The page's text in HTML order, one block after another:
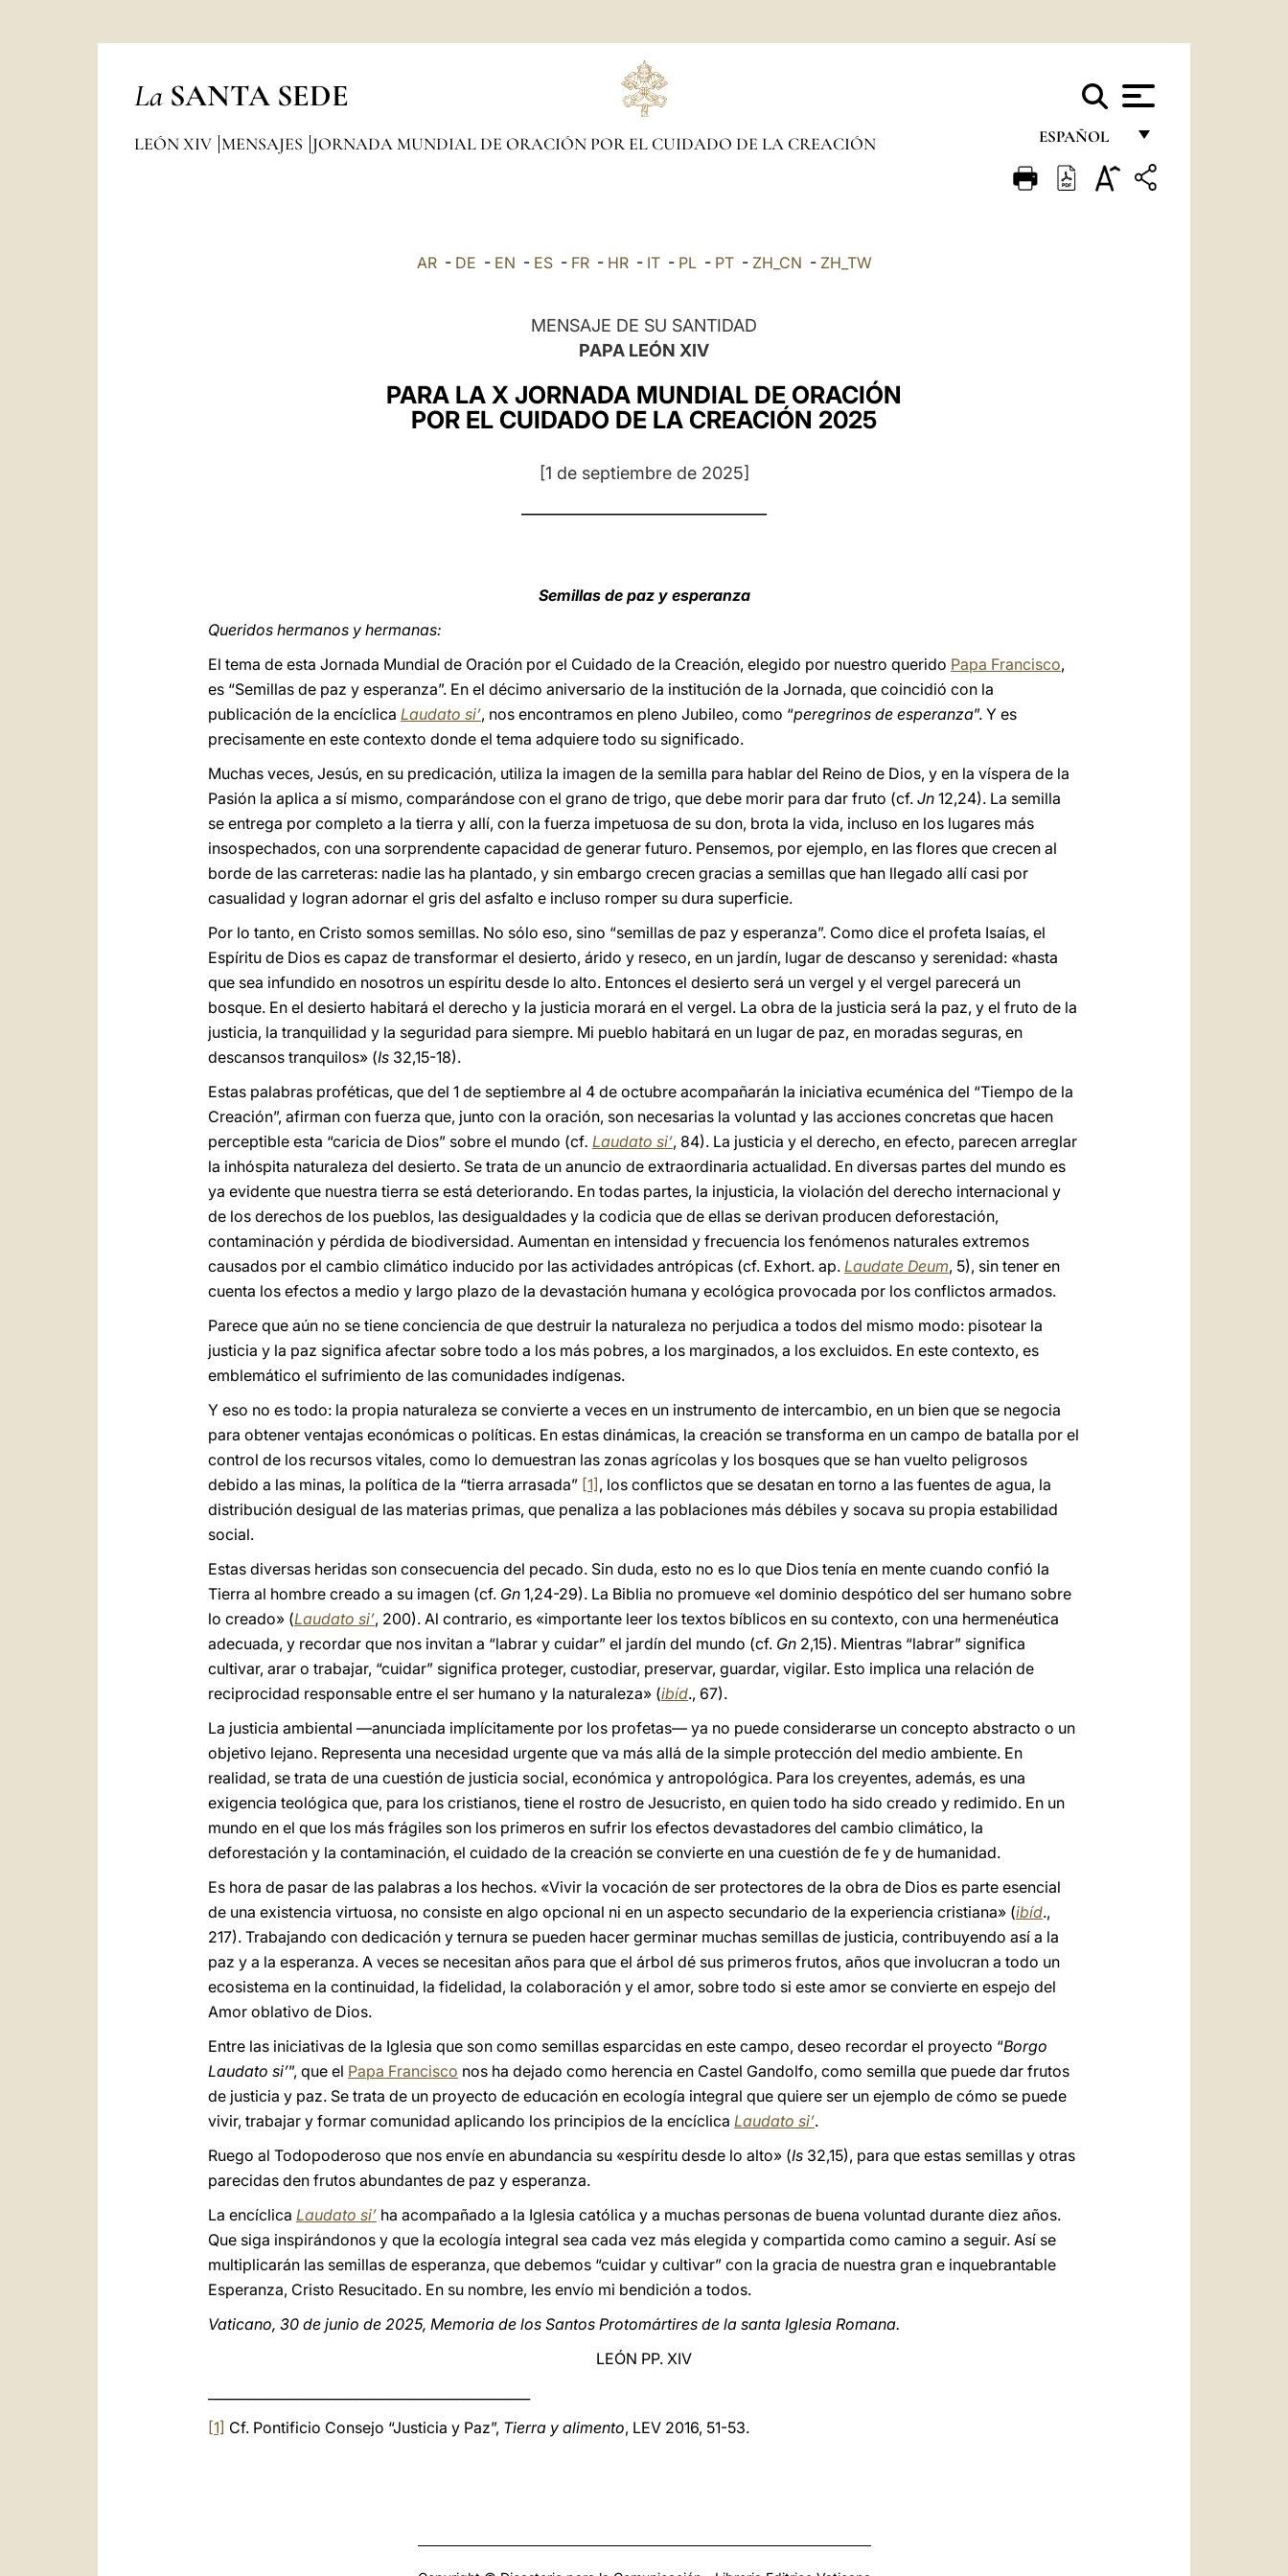
La SANTA SEDE
ESPAÑOL
FRANÇAIS
LEÓN XIV MENSAJES JORNADA MUNDIAL DE ORACIÓN POR EL CUIDADO DE LA CREACIÓN
AR- DE - EN - ES- FR- HR- IT- PL- PT- ZH_CN - ZH_TW
MENSAJE DE SU SANTIDAD
PAPA LEÓN XIV
PARA LA X JORNADA MUNDIAL DE ORACIÓN
POR EL CUIDADO DE LA CREACIÓN 2025
[1 de septiembre de 2025]
Semillas de paz y esperanza
Queridos hermanos y hermanas:
El tema de esta Jornada Mundial de Oración por el Cuidado de la Creación, elegido por nuestro querido Papa Francisco,
es “Semillas de paz y esperanza”. En el décimo aniversario de la institución de la Jornada, que coincidió con la
publicación de la encíclica Laudato si’, nos encontramos en pleno Jubileo, como “peregrinos de esperanza”. Y es
precisamente en este contexto donde el tema adquiere todo su significado.
Muchas veces, Jesús, en su predicación, utiliza la imagen de la semilla para hablar del Reino de Dios, y en la víspera de la
Pasión la aplica a sí mismo, comparándose con el grano de trigo, que debe morir para dar fruto (cf. Jn 12,24). La semilla
se entrega por completo a la tierra y allí, con la fuerza impetuosa de su don, brota la vida, incluso en los lugares más
insospechados, con una sorprendente capacidad de generar futuro. Pensemos, por ejemplo, en las flores que crecen al
borde de las carreteras: nadie las ha plantado, y sin embargo crecen gracias a semillas que han llegado allí casi por
casualidad y logran adornar el gris del asfalto e incluso romper su dura superficie.
Por lo tanto, en Cristo somos semillas. No sólo eso, sino “semillas de paz y esperanza”. Como dice el profeta Isaías, el
Espíritu de Dios es capaz de transformar el desierto, árido y reseco, en un jardín, lugar de descanso y serenidad: «hasta
que sea infundido en nosotros un espíritu desde lo alto. Entonces el desierto será un vergel y el vergel parecerá un
bosque. En el desierto habitará el derecho y la justicia morará en el vergel. La obra de la justicia será la paz, y el fruto de la
justicia, la tranquilidad y la seguridad para siempre. Mi pueblo habitará en un lugar de paz, en moradas seguras, en
descansos tranquilos» (Is 32,15-18).
Estas palabras proféticas, que del 1 de septiembre al 4 de octubre acompañarán la iniciativa ecuménica del “Tiempo de la
Creación”, afirman con fuerza que, junto con la oración, son necesarias la voluntad y las acciones concretas que hacen
perceptible esta “caricia de Dios” sobre el mundo (cf. Laudato si’, 84). La justicia y el derecho, en efecto, parecen arreglar
la inhóspita naturaleza del desierto. Se trata de un anuncio de extraordinaria actualidad. En diversas partes del mundo es
ya evidente que nuestra tierra se está deteriorando. En todas partes, la injusticia, la violación del derecho internacional y
de los derechos de los pueblos, las desigualdades y la codicia que de ellas se derivan producen deforestación,
contaminación y pérdida de biodiversidad. Aumentan en intensidad y frecuencia los fenómenos naturales extremos
causados por el cambio climático inducido por las actividades antrópicas (cf. Exhort. ap. Laudate Deum, 5), sin tener en
cuenta los efectos a medio y largo plazo de la devastación humana y ecológica provocada por los conflictos armados.
Parece que aún no se tiene conciencia de que destruir la naturaleza no perjudica a todos del mismo modo: pisotear la
justicia y la paz significa afectar sobre todo a los más pobres, a los marginados, a los excluidos. En este contexto, es
emblemático el sufrimiento de las comunidades indígenas.
Y eso no es todo: la propia naturaleza se convierte a veces en un instrumento de intercambio, en un bien que se negocia
para obtener ventajas económicas o políticas. En estas dinámicas, la creación se transforma en un campo de batalla por el
control de los recursos vitales, como lo demuestran las zonas agrícolas y los bosques que se han vuelto peligrosos
debido a las minas, la política de la “tierra arrasada” [1] , los conflictos que se desatan en torno a las fuentes de agua, la
distribución desigual de las materias primas, que penaliza a las poblaciones más débiles y socava su propia estabilidad
social.
Estas diversas heridas son consecuencia del pecado. Sin duda, esto no es lo que Dios tenía en mente cuando confió la
Tierra al hombre creado a su imagen (cf. Gn 1,24-29). La Biblia no promueve «el dominio despótico del ser humano sobre
lo creado» (Laudato si’, 200). Al contrario, es «importante leer los textos bíblicos en su contexto, con una hermenéutica
adecuada, y recordar que nos invitan a “labrar y cuidar” el jardín del mundo (cf. Gn 2,15). Mientras “labrar” significa
cultivar, arar o trabajar, “cuidar” significa proteger, custodiar, preservar, guardar, vigilar. Esto implica una relación de
reciprocidad responsable entre el ser humano y la naturaleza» (ibíd., 67).
La justicia ambiental —anunciada implícitamente por los profetas— ya no puede considerarse un concepto abstracto o un
objetivo lejano. Representa una necesidad urgente que va más allá de la simple protección del medio ambiente. En
realidad, se trata de una cuestión de justicia social, económica y antropológica. Para los creyentes, además, es una
exigencia teológica que, para los cristianos, tiene el rostro de Jesucristo, en quien todo ha sido creado y redimido. En un
mundo en el que los más frágiles son los primeros en sufrir los efectos devastadores del cambio climático, la
deforestación y la contaminación, el cuidado de la creación se convierte en una cuestión de fe y de humanidad.
Es hora de pasar de las palabras a los hechos. «Vivir la vocación de ser protectores de la obra de Dios es parte esencial
de una existencia virtuosa, no consiste en algo opcional ni en un aspecto secundario de la experiencia cristiana» (ibíd.,
217). Trabajando con dedicación y ternura se pueden hacer germinar muchas semillas de justicia, contribuyendo así a la
paz y a la esperanza. A veces se necesitan años para que el árbol dé sus primeros frutos, años que involucran a todo un
ecosistema en la continuidad, la fidelidad, la colaboración y el amor, sobre todo si este amor se convierte en espejo del
Amor oblativo de Dios.
Entre las iniciativas de la Iglesia que son como semillas esparcidas en este campo, deseo recordar el proyecto “Borgo
Laudato si’”, que el Papa Francisco nos ha dejado como herencia en Castel Gandolfo, como semilla que puede dar frutos
de justicia y paz. Se trata de un proyecto de educación en ecología integral que quiere ser un ejemplo de cómo se puede
vivir, trabajar y formar comunidad aplicando los principios de la encíclica Laudato si’.
Ruego al Todopoderoso que nos envíe en abundancia su «espíritu desde lo alto» (Is 32,15), para que estas semillas y otras
parecidas den frutos abundantes de paz y esperanza.
La encíclica Laudato si’ ha acompañado a la Iglesia católica y a muchas personas de buena voluntad durante diez años.
Que siga inspirándonos y que la ecología integral sea cada vez más elegida y compartida como camino a seguir. Así se
multiplicarán las semillas de esperanza, que debemos “cuidar y cultivar” con la gracia de nuestra gran e inquebrantable
Esperanza, Cristo Resucitado. En su nombre, les envío mi bendición a todos.
Vaticano, 30 de junio de 2025, Memoria de los Santos Protomártires de la santa Iglesia Romana.
LEÓN PP. XIV
[1] Cf. Pontificio Consejo “Justicia y Paz”, Tierra y alimento, LEV 2016, 51-53.